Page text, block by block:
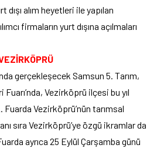
dışı alım heyetleri ile yapılan
firmaların yurt dışına açılmaları
gerçekleşecek Samsun 5. Tarım,
Fuarı’nda, Vezirköprü ilçesi bu yıl
Vezirköprü’nün tarımsal
sıra Vezirköprü’ye özgü ikramlar da
ayrıca 25 Eylül Çarşamba günü